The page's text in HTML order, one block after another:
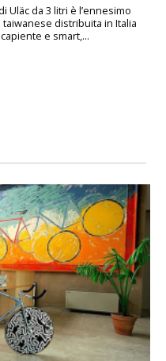
Uläc da 3 litri è l’ennesimo
distribuita in Italia
e smart,...